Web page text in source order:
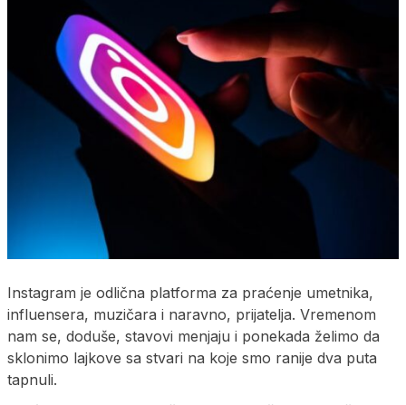
Instagram je odlična platforma za praćenje umetnika,
influensera, muzičara i naravno, prijatelja. Vremenom
nam se, doduše, stavovi menjaju i ponekada želimo da
sklonimo lajkove sa stvari na koje smo ranije dva puta
tapnuli.